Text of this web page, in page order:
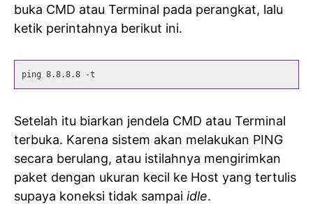
buka CMD atau Terminal pada perangkat, lalu
ketik perintahnya berikut ini.
ping 8.8.8.8 -t
Setelah itu biarkan jendela CMD atau Terminal
terbuka. Karena sistem akan melakukan PING
secara berulang, atau istilahnya mengirimkan
paket dengan ukuran kecil ke Host yang tertulis
supaya koneksi tidak sampai idle.